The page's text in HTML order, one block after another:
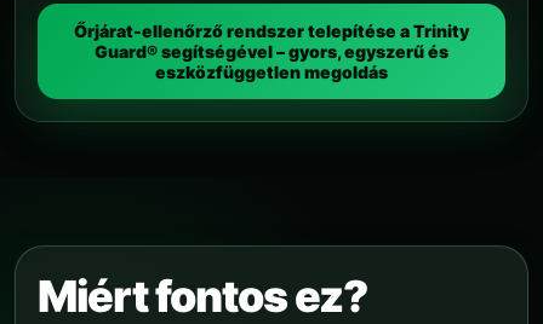
Őrjárat-ellenőrző rendszer telepítése a Trinity
Guard® segítségével – gyors, egyszerű és
eszközfüggetlen megoldás
Miért fontos ez?